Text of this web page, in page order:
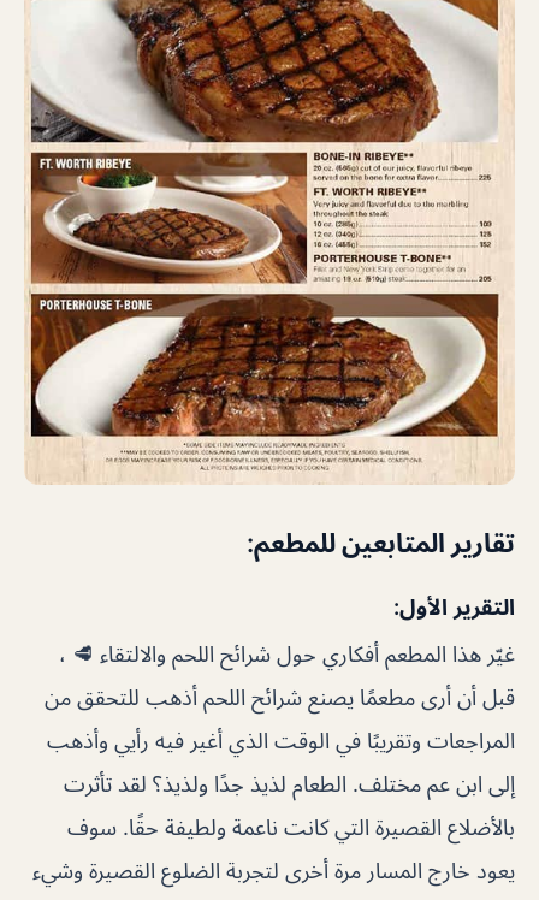
تقارير المتابعين للمطعم:
التقرير الأول:
غيّر هذا المطعم أفكاري حول شرائح اللحم والالتقاء 🥩 ،
قبل أن أرى مطعمًا يصنع شرائح اللحم أذهب للتحقق من
المراجعات وتقريبًا في الوقت الذي أغير فيه رأيي وأذهب
إلى ابن عم مختلف. الطعام لذيذ جدًا ولذيذ؟ لقد تأثرت
بالأضلاع القصيرة التي كانت ناعمة ولطيفة حقًا. سوف
يعود خارج المسار مرة أخرى لتجربة الضلوع القصيرة وشيء